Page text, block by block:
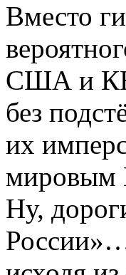
Вместо
США и
без
их
мировым
Ну,